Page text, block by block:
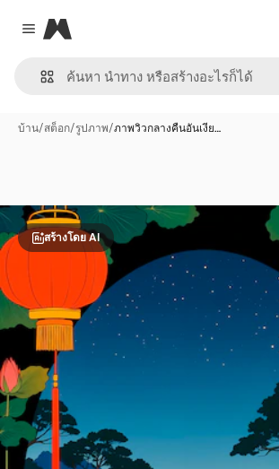
Close menu
Magnific
บ้าน/สต็อก/รูปภาพ/ภาพวิวกลางคืนอันเงีย…
สร้างโดย AI